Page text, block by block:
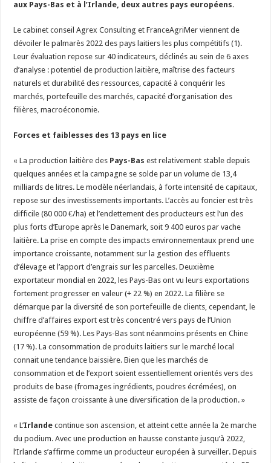
aux Pays-Bas et à l’Irlande, deux autres pays européens.
Le cabinet conseil Agrex Consulting et FranceAgriMer viennent de
dévoiler le palmarès 2022 des pays laitiers les plus compétitifs (1).
Leur évaluation repose sur 40 indicateurs, déclinés au sein de 6 axes
d’analyse : potentiel de production laitière, maîtrise des facteurs
naturels et durabilité des ressources, capacité à conquérir les
marchés, portefeuille des marchés, capacité d’organisation des
filières, macroéconomie.
Forces et faiblesses des 13 pays en lice
« La production laitière des Pays-Bas est relativement stable depuis
quelques années et la campagne se solde par un volume de 13,4
milliards de litres. Le modèle néerlandais, à forte intensité de capitaux,
repose sur des investissements importants. L’accès au foncier est très
difficile (80 000 €/ha) et l’endettement des producteurs est l’un des
plus forts d’Europe après le Danemark, soit 9 400 euros par vache
laitière. La prise en compte des impacts environnementaux prend une
importance croissante, notamment sur la gestion des effluents
d’élevage et l’apport d’engrais sur les parcelles. Deuxième
exportateur mondial en 2022, les Pays-Bas ont vu leurs exportations
fortement progresser en valeur (+ 22 %) en 2022. La filière se
démarque par la diversité de son portefeuille de clients, cependant, le
chiffre d’affaires export est très concentré vers pays de l’Union
européenne (59 %). Les Pays-Bas sont néanmoins présents en Chine
(17 %). La consommation de produits laitiers sur le marché local
connait une tendance baissière. Bien que les marchés de
consommation et de l’export soient essentiellement orientés vers des
produits de base (fromages ingrédients, poudres écrémées), on
assiste de façon croissante à une diversification de la production. »
« L’Irlande continue son ascension, et atteint cette année la 2e marche
du podium. Avec une production en hausse constante jusqu’à 2022,
l’Irlande s’affirme comme un producteur européen à surveiller. Depuis